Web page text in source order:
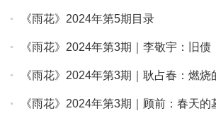
《雨花》2024年第5期目录
《雨花》2024年第3期｜李敬宇：旧债
《雨花》2024年第3期｜耿占春：燃烧
《雨花》2024年第3期｜顾前：春天的